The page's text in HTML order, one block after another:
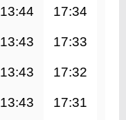
13:44 17:34
13:43 17:33
13:43 17:32
13:43 17:31